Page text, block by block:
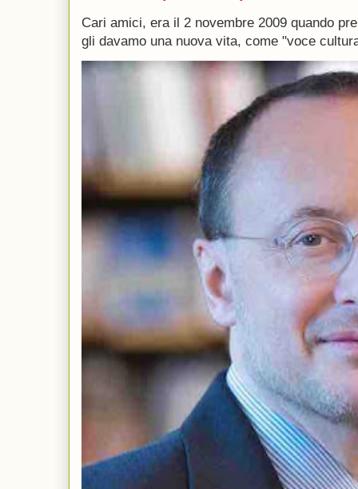
Cari amici, era il 2 novembre 2009 quando
gli davamo una nuova vita, come "voce